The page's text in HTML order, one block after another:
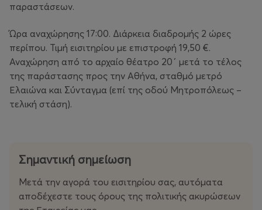
παραστάσεων.
Ώρα αναχώρησης 17:00. Διάρκεια διαδρομής 2 ώρες
περίπου. Τιμή εισιτηρίου με επιστροφή 19,50 €.
Αναχώρηση από το αρχαίο θέατρο 20΄ μετά το τέλος
της παράστασης προς την Αθήνα, σταθμό μετρό
Ελαιώνα και Σύνταγμα (επί της οδού Μητροπόλεως –
τελική στάση).
Σημαντική σημείωση
Μετά την αγορά του εισιτηρίου σας, αυτόματα
αποδέχεστε τους όρους της πολιτικής ακυρώσεων